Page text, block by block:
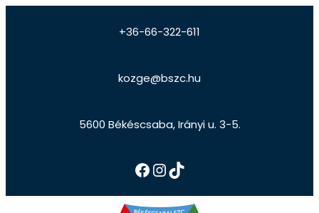
+36-66-322-611
kozge@bszc.hu
5600 Békéscsaba, Irányi u. 3-5.